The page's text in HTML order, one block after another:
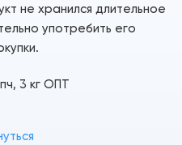
не хранился длительное
употребить его